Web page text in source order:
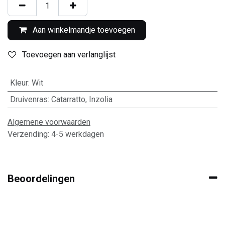
Aan winkelmandje toevoegen
Toevoegen aan verlanglijst
Kleur: Wit
Druivenras: Catarratto, Inzolia
Algemene voorwaarden
Verzending: 4-5 werkdagen
Beoordelingen